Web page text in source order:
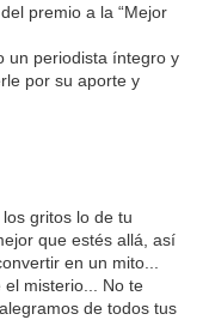
premio a la “Mejor
un periodista íntegro y
por su aporte y
gritos lo de tu
que estés allá, así
en un mito...
el misterio... No te
de todos tus